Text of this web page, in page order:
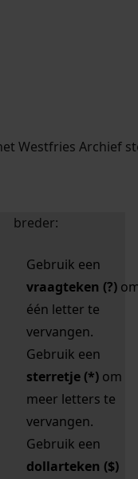
zoektips.
zoektips.
Westfries Archief
uw zoekopdracht te
breder:
Gebruik een
vraagteken (?)
één letter te
vervangen.
Gebruik een
sterretje (*) om
meer letters te
vervangen.
Gebruik een
dollarteken ($)